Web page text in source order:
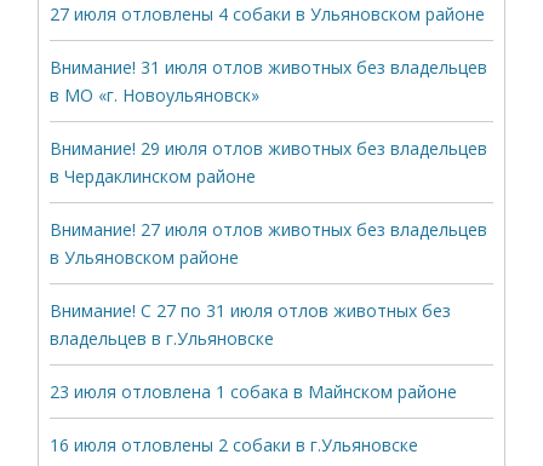
27 июля отловлены 4 собаки в Ульяновском районе
Внимание! 31 июля отлов животных без владельцев
в МО «г. Новоульяновск»
Внимание! 29 июля отлов животных без владельцев
в Чердаклинском районе
Внимание! 27 июля отлов животных без владельцев
в Ульяновском районе
Внимание! С 27 по 31 июля отлов животных без
владельцев в г.Ульяновске
23 июля отловлена 1 собака в Майнском районе
16 июля отловлены 2 собаки в г.Ульяновске